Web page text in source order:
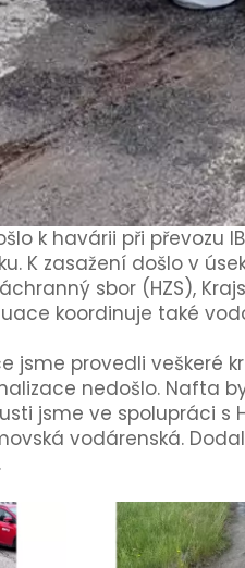
k havárii při
K zasažení došlo v
sbor (HZS),
koordinuje také
jsme provedli veškeré
nedošlo. Nafta
jsme ve spolupráci s
vodárenská.